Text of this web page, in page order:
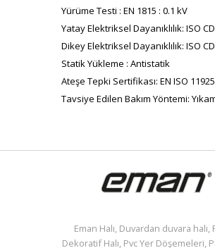
Yürüme Testi : EN 1815 : 0.1 kV
Yatay Elektriksel Dayanıklılık: ISO
Dikey Elektriksel Dayanıklılık: ISO
Statik Yükleme : Antistatik
Ateşe Tepki Sertifikası: EN ISO
Tavsiye Edilen Bakım Yöntemi:
Eman Halı, Duvardan duvara halı,
Dekoratif Halı, Pvc Yer Döşemeleri,